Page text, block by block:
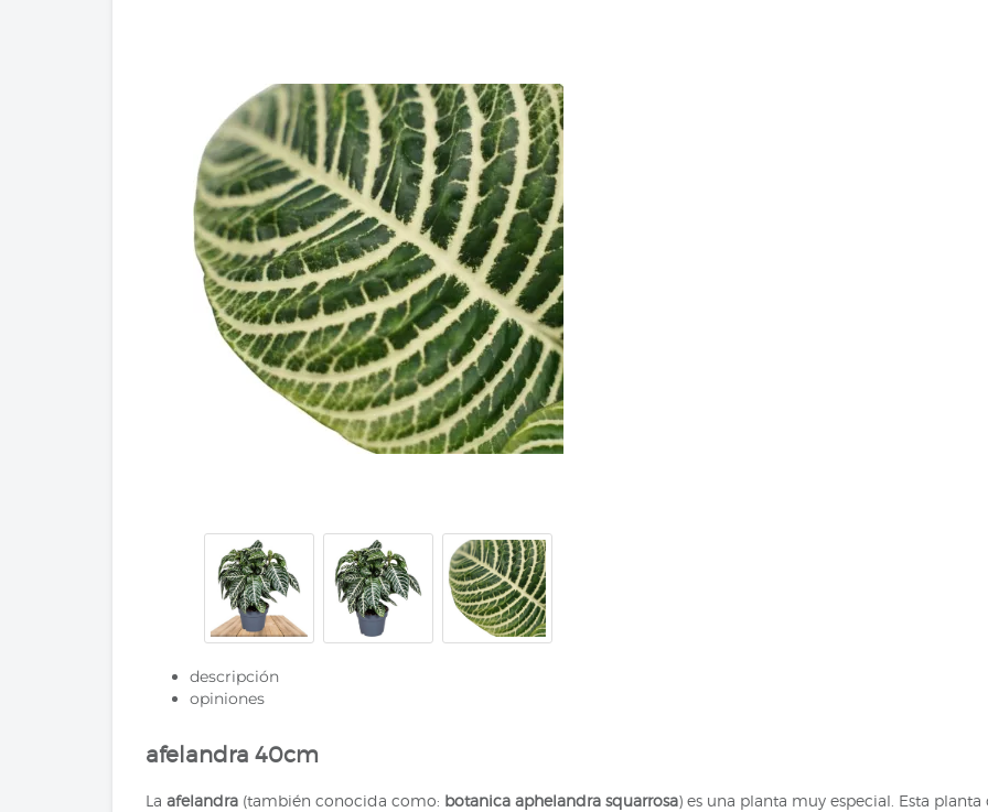
descripción
opiniones
afelandra 40cm
La afelandra (también conocida como: botanica aphelandra squarrosa) es una planta muy especial. Esta